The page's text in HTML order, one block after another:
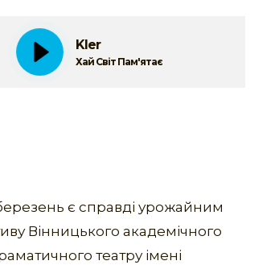
Kler
Хай Світ Пам'ятає
є справді урожайним
Вінницького академічного
театру імені